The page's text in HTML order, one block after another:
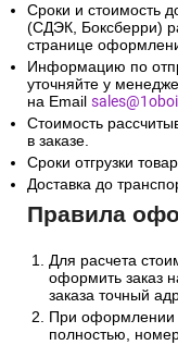
Сроки и стоимость
(СДЭК, Боксберри)
странице
Информацию по
уточняйте у
на Email
Стоимость
в заказе.
Сроки отгрузки
Доставка до
Правила
Для расчета
оформить заказ
заказа точный
При оформлении
полностью,